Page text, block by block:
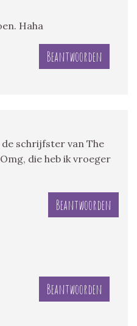
Haha
Beantwoorden
de schrijfster van The
die heb ik vroeger
Beantwoorden
Beantwoorden